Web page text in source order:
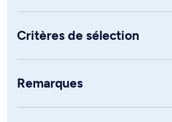
Critères de sélection
Remarques